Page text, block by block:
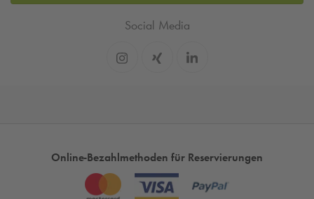
Social Media
Online-Bezahlmethoden für Reservierungen